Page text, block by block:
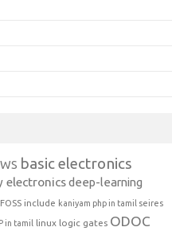
basic electronics
electronicsdeep-learning
FOSS include kaniyam php in tamil seires
in tamil linux logic gates ODOC